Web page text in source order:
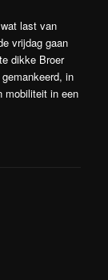
last van
vrijdag gaan
dikke Broer
in
mobiliteit in een